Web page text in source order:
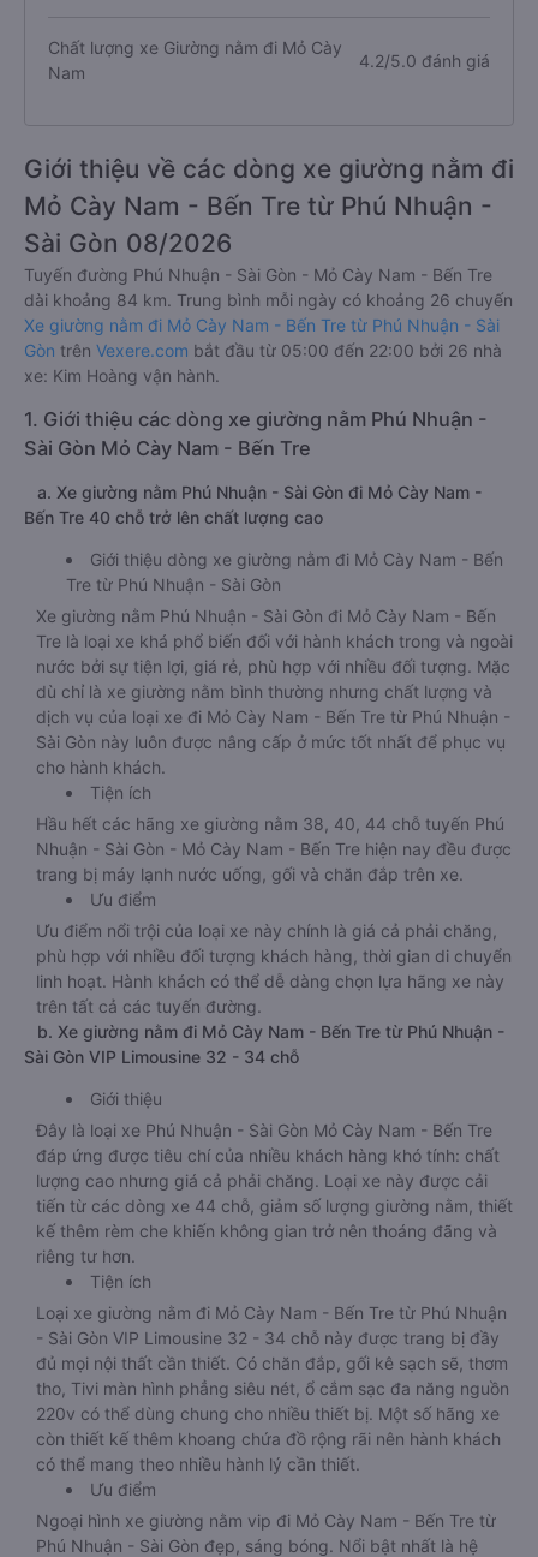
Chất lượng xe Giường nằm đi Mỏ Cày
Nam
4.2/5.0 đánh giá
Giới thiệu về các dòng xe giường nằm đi
Mỏ Cày Nam - Bến Tre từ Phú Nhuận -
Sài Gòn 08/2026
Tuyến đường Phú Nhuận - Sài Gòn - Mỏ Cày Nam - Bến Tre
dài khoảng 84 km. Trung bình mỗi ngày có khoảng 26 chuyến
Xe giường nằm đi Mỏ Cày Nam - Bến Tre từ Phú Nhuận - Sài
Gòn trên Vexere.com bắt đầu từ 05:00 đến 22:00 bởi 26 nhà
xe: Kim Hoàng vận hành.
1. Giới thiệu các dòng xe giường nằm Phú Nhuận -
Sài Gòn Mỏ Cày Nam - Bến Tre
a. Xe giường nằm Phú Nhuận - Sài Gòn đi Mỏ Cày Nam -
Bến Tre 40 chỗ trở lên chất lượng cao
Giới thiệu dòng xe giường nằm đi Mỏ Cày Nam - Bến
Tre từ Phú Nhuận - Sài Gòn
Xe giường nằm Phú Nhuận - Sài Gòn đi Mỏ Cày Nam - Bến
Tre là loại xe khá phổ biến đối với hành khách trong và ngoài
nước bởi sự tiện lợi, giá rẻ, phù hợp với nhiều đối tượng. Mặc
dù chỉ là xe giường nằm bình thường nhưng chất lượng và
dịch vụ của loại xe đi Mỏ Cày Nam - Bến Tre từ Phú Nhuận -
Sài Gòn này luôn được nâng cấp ở mức tốt nhất để phục vụ
cho hành khách.
Tiện ích
Hầu hết các hãng xe giường nằm 38, 40, 44 chỗ tuyến Phú
Nhuận - Sài Gòn - Mỏ Cày Nam - Bến Tre hiện nay đều được
trang bị máy lạnh nước uống, gối và chăn đắp trên xe.
Ưu điểm
Ưu điểm nổi trội của loại xe này chính là giá cả phải chăng,
phù hợp với nhiều đối tượng khách hàng, thời gian di chuyển
linh hoạt. Hành khách có thể dễ dàng chọn lựa hãng xe này
trên tất cả các tuyến đường.
b. Xe giường nằm đi Mỏ Cày Nam - Bến Tre từ Phú Nhuận -
Sài Gòn VIP Limousine 32 - 34 chỗ
Giới thiệu
Đây là loại xe Phú Nhuận - Sài Gòn Mỏ Cày Nam - Bến Tre
đáp ứng được tiêu chí của nhiều khách hàng khó tính: chất
lượng cao nhưng giá cả phải chăng. Loại xe này được cải
tiến từ các dòng xe 44 chỗ, giảm số lượng giường nằm, thiết
kế thêm rèm che khiến không gian trở nên thoáng đãng và
riêng tư hơn.
Tiện ích
Loại xe giường nằm đi Mỏ Cày Nam - Bến Tre từ Phú Nhuận
- Sài Gòn VIP Limousine 32 - 34 chỗ này được trang bị đầy
đủ mọi nội thất cần thiết. Có chăn đắp, gối kê sạch sẽ, thơm
tho, Tivi màn hình phẳng siêu nét, ổ cắm sạc đa năng nguồn
220v có thể dùng chung cho nhiều thiết bị. Một số hãng xe
còn thiết kế thêm khoang chứa đồ rộng rãi nên hành khách
có thể mang theo nhiều hành lý cần thiết.
Ưu điểm
Ngoại hình xe giường nằm vip đi Mỏ Cày Nam - Bến Tre từ
Phú Nhuận - Sài Gòn đẹp, sáng bóng. Nổi bật nhất là hệ